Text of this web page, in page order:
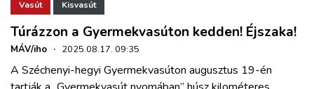
Vasút Kisvasút
Túrázzon a Gyermekvasúton kedden! Éjszaka!
MÁV/iho · 2025.08.17. 09:35
A Széchenyi-hegyi Gyermekvasúton augusztus 19-én